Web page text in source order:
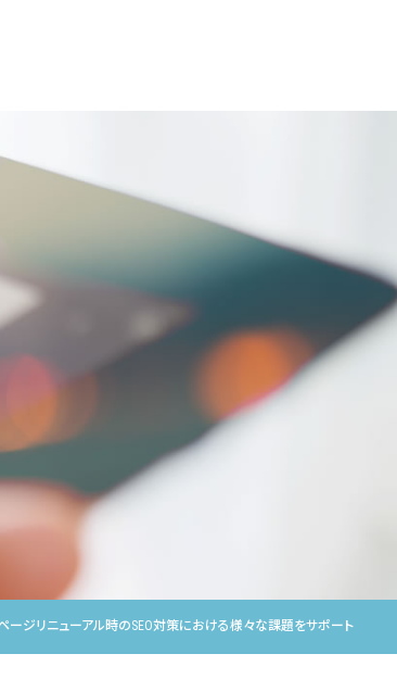
ージリニューアル時のSEO対策における様々な課題をサポート